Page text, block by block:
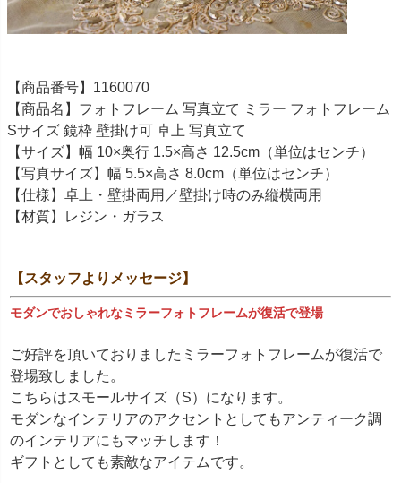
【商品番号】1160070
【商品名】フォトフレーム 写真立て ミラー フォトフレーム
Sサイズ 鏡枠 壁掛け可 卓上 写真立て
【サイズ】幅 10×奥行 1.5×高さ 12.5cm（単位はセンチ）
【写真サイズ】幅 5.5×高さ 8.0cm（単位はセンチ）
【仕様】卓上・壁掛両用／壁掛け時のみ縦横両用
【材質】レジン・ガラス
【スタッフよりメッセージ】
モダンでおしゃれなミラーフォトフレームが復活で登場
ご好評を頂いておりましたミラーフォトフレームが復活で
登場致しました。
こちらはスモールサイズ（S）になります。
モダンなインテリアのアクセントとしてもアンティーク調
のインテリアにもマッチします！
ギフトとしても素敵なアイテムです。